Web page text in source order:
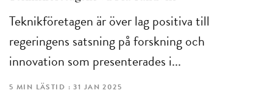
Teknikföretagen är över lag positiva till
regeringens satsning på forskning och
innovation som presenterades i...
5 MIN LÄSTID : 31 JAN 2025